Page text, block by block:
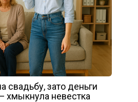
свадьбу, зато деньги
хмыкнула невестка